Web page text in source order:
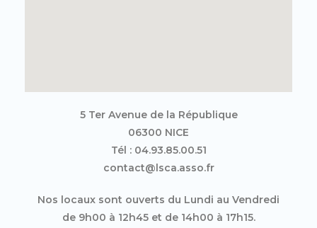
5 Ter Avenue de la République
06300 NICE
Tél : 04.93.85.00.51
contact@lsca.asso.fr
Nos locaux sont ouverts du Lundi au Vendredi
de 9h00 à 12h45 et de 14h00 à 17h15.